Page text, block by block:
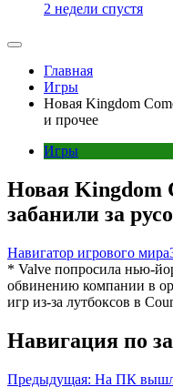
2 недели спустя
Главная
Игры
Новая Kingdom
и прочее
Игры
Новая Kingdom
забанили за
Навигатор игрового мира
* Valve попросила нью-
обвинению компании в
игр из-за лутбоксов в
Навигация по
Предыдущая: На ПК